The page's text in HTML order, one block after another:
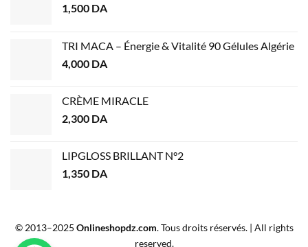
1,500 DA
TRI MACA – Énergie & Vitalité 90 Gélules Algérie
4,000 DA
CRÈME MIRACLE
2,300 DA
LIPGLOSS BRILLANT N°2
1,350 DA
© 2013–2025 Onlineshopdz.com. Tous droits réservés. | All rights
reserved.